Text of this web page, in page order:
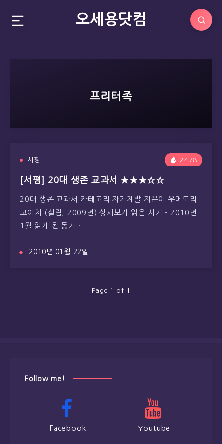
오세용닷컴
프리터족
서평 2478
[서평] 20대 생존 교과서 ★★★☆☆
20대 생존 교과서 카테고리 자기계발 지은이 우메모리
고이치 (살림, 2009년) 상세보기 읽은 시기 – 2010년
1월 읽게 된 동기…
2010년 01월 22일
Page 1 of 1
Follow me!
Facebook Youtube